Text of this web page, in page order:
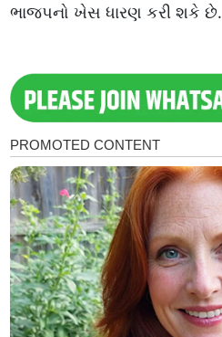
ભાજપનો ખેસ ધારણ કરી શકે છે.